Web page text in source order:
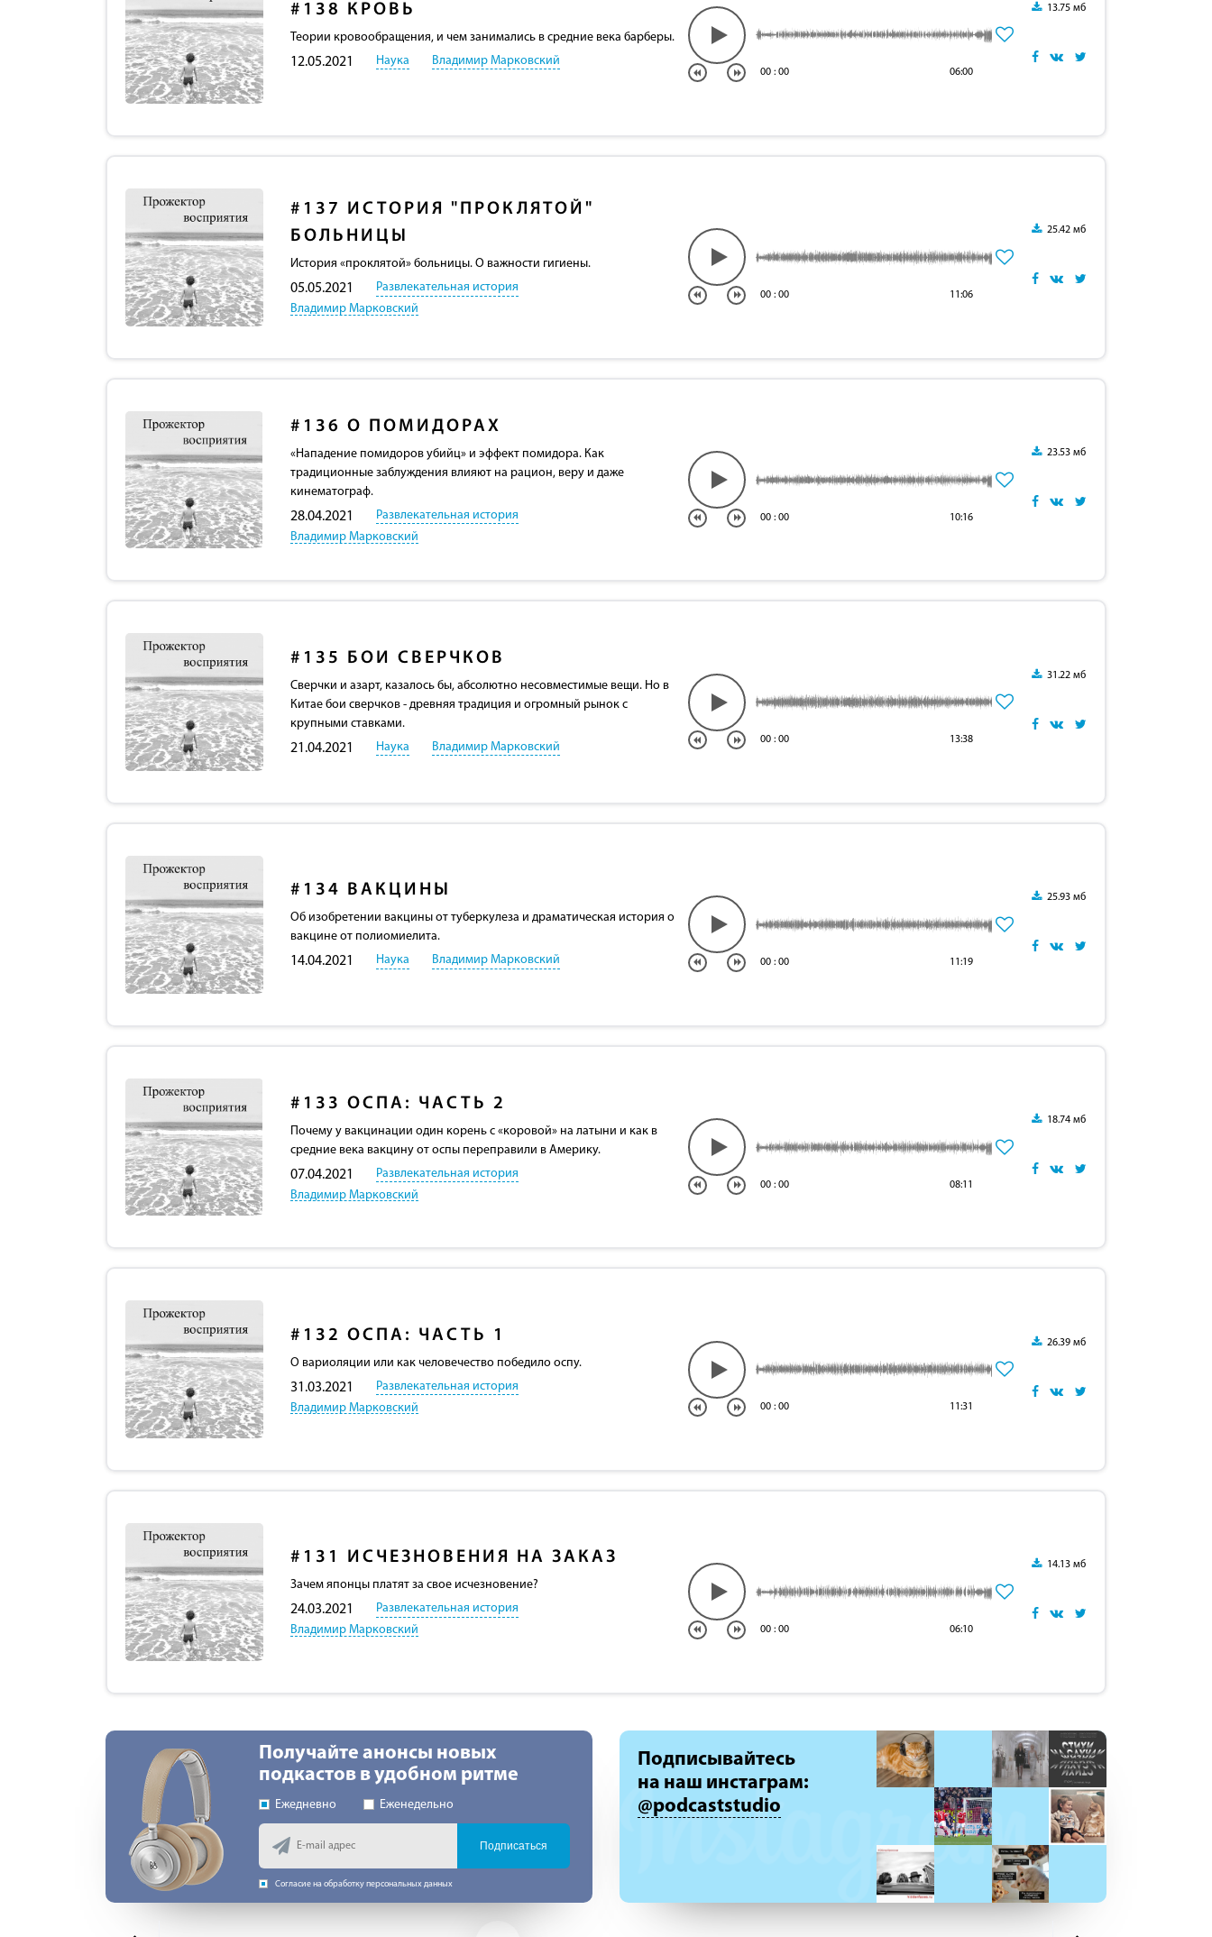
#138 КРОВЬ
Теории кровообращения, и чем занимались в средние века барберы.
12.05.2021 Наука Владимир Марковский
00 : 00 06:00
13.75 мб
#137 ИСТОРИЯ "ПРОКЛЯТОЙ"
БОЛЬНИЦЫ
История «проклятой» больницы. О важности гигиены.
05.05.2021
Развлекательная история
Владимир Марковский
00 : 00 11:06
25.42 мб
#136 О ПОМИДОРАХ
«Нападение помидоров убийц» и эффект помидора. Как
традиционные заблуждения влияют на рацион, веру и даже
кинематограф.
28.04.2021
Развлекательная история
Владимир Марковский
00 : 00 10:16
23.53 мб
#135 БОИ СВЕРЧКОВ
Сверчки и азарт, казалось бы, абсолютно несовместимые вещи. Но в
Китае бои сверчков - древняя традиция и огромный рынок с
крупными ставками.
21.04.2021 Наука Владимир Марковский
00 : 00 13:38
31.22 мб
#134 ВАКЦИНЫ
Об изобретении вакцины от туберкулеза и драматическая история о
вакцине от полиомиелита.
14.04.2021 Наука Владимир Марковский 00 : 00 11:19
25.93 мб
#133 ОСПА: ЧАСТЬ 2
Почему у вакцинации один корень с «коровой» на латыни и как в
средние века вакцину от оспы переправили в Америку.
07.04.2021
Развлекательная история
Владимир Марковский
00 : 00 08:11
18.74 мб
#132 ОСПА: ЧАСТЬ 1
О вариоляции или как человечество победило оспу.
31.03.2021
Развлекательная история
Владимир Марковский
00 : 00 11:31
26.39 мб
#131 ИСЧЕЗНОВЕНИЯ НА ЗАКАЗ
Зачем японцы платят за свое исчезновение?
24.03.2021
Развлекательная история
Владимир Марковский
00 : 00 06:10
14.13 мб
Получайте анонсы новых
подкастов в удобном ритме
Ежедневно Еженедельно
Подписаться
Согласие на обработку персональных данных
Подписывайтесь
на наш инстаграм:
@podcaststudio